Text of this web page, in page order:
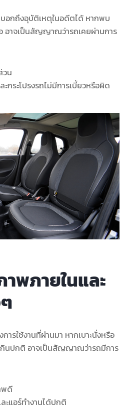
อกถึงอุบัติเหตุในอดีตได้ หากพบ
อาจเป็นสัญญาณว่ารถเคยผ่านการ
วน
ะกระโปรงรถไม่มีการเบี้ยวหรือผิด
พภายในและ
ารใช้งานที่ผ่านมา หากเบาะนั่งหรือ
นปกติ อาจเป็นสัญญาณว่ารถมีการ
พดี
ะแอร์ทำงานได้ปกติ